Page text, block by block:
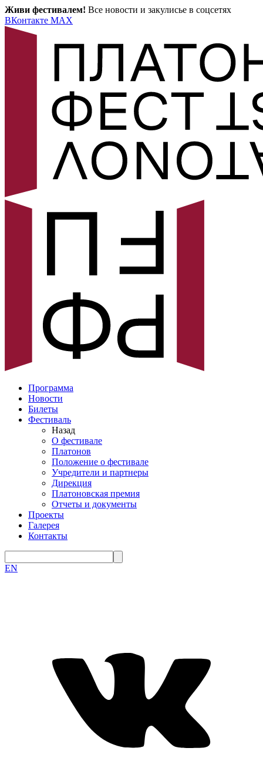
Живи фестивалем! Все новости и закулисье в соцсетях
ВКонтакте MAX
Программа
Новости
Билеты
Фестиваль
Назад
О фестивале
Платонов
Положение о фестивале
Учредители и партнеры
Дирекция
Платоновская премия
Отчеты и документы
Проекты
Галерея
Контакты
EN